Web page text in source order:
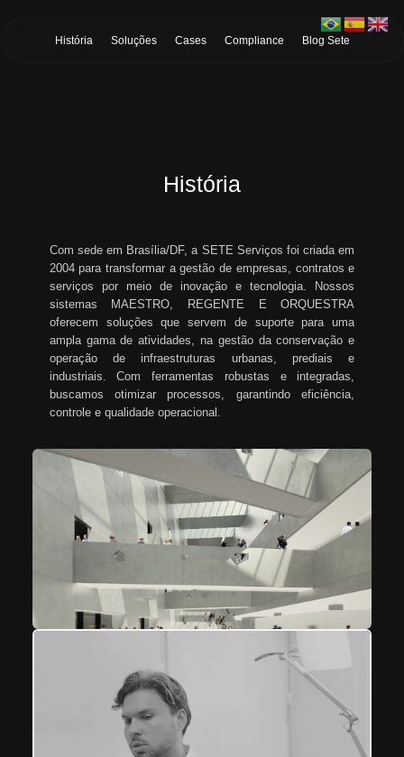
História Soluções Cases Compliance Blog Sete
História
Com sede em Brasília/DF, a SETE Serviços foi criada em
2004 para transformar a gestão de empresas, contratos e
serviços por meio de inovação e tecnologia. Nossos
sistemas MAESTRO, REGENTE E ORQUESTRA
oferecem soluções que servem de suporte para uma
ampla gama de atividades, na gestão da conservação e
operação de infraestruturas urbanas, prediais e
industriais. Com ferramentas robustas e integradas,
buscamos otimizar processos, garantindo eficiência,
controle e qualidade operacional.